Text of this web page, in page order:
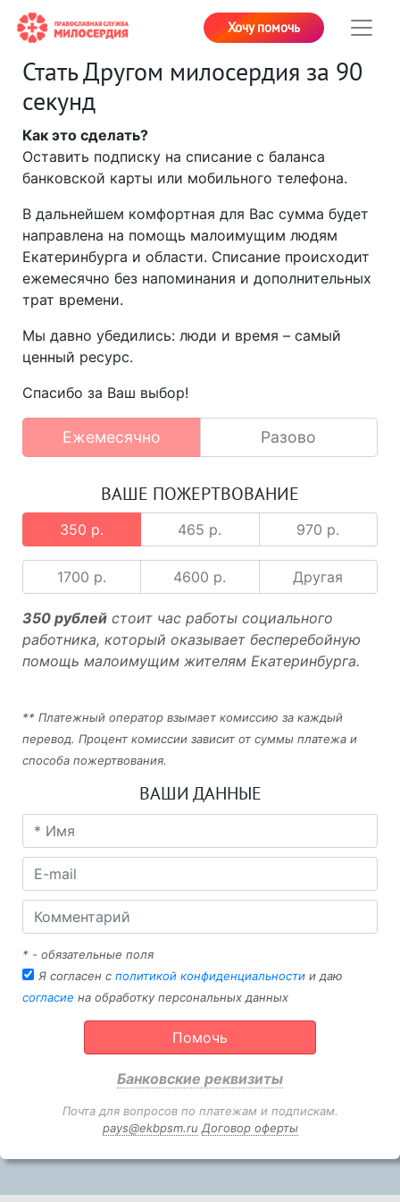
Хочу помочь
Стать Другом милосердия за 90
секунд
Как это сделать?
Оставить подписку на списание с баланса
банковской карты или мобильного телефона.
В дальнейшем комфортная для Вас сумма будет
направлена на помощь малоимущим людям
Екатеринбурга и области. Списание происходит
ежемесячно без напоминания и дополнительных
трат времени.
Мы давно убедились: люди и время – самый
ценный ресурс.
Спасибо за Ваш выбор!
Ежемесячно Разово
ВАШЕ ПОЖЕРТВОВАНИЕ
350 р. 465 р. 970 р.
1700 р. 4600 р. Другая
350 рублей стоит час работы социального
работника, который оказывает бесперебойную
помощь малоимущим жителям Екатеринбурга.
** Платежный оператор взымает комиссию за каждый
перевод. Процент комиссии зависит от суммы платежа и
способа пожертвования.
ВАШИ ДАННЫЕ
* - обязательные поля
Я согласен с политикой конфиденциальности и даю
согласие на обработку персональных данных
Помочь
Банковские реквизиты
Почта для вопросов по платежам и подпискам.
pays@ekbpsm.ru Договор оферты